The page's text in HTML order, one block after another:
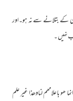
کے بتلانے سے نہ ہو۔اور
نہیں ۔
ھو باعلامھم لناوھذا غیر علم